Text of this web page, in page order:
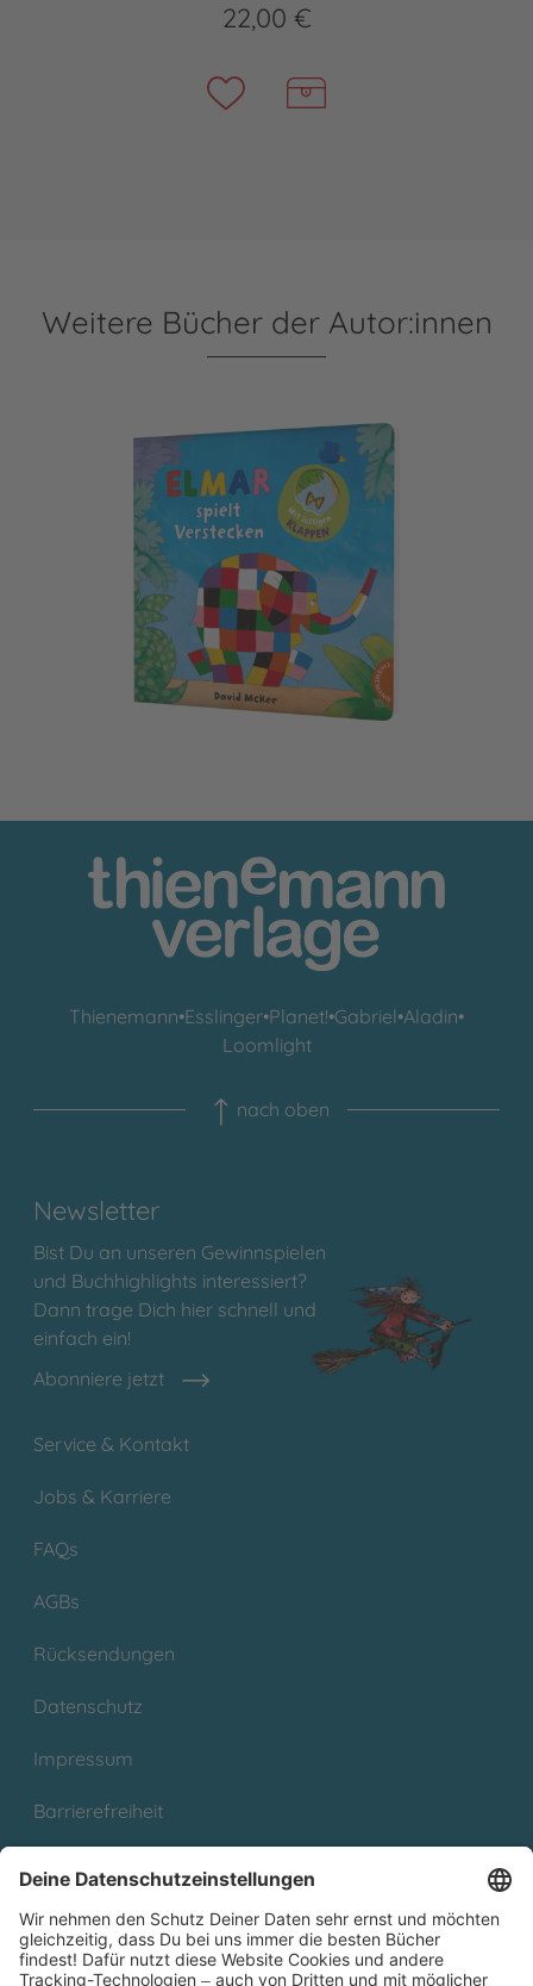
22,00 €
Weitere Bücher der Autor:innen
Elmar: Elmar spielt Verstecken
Thienemann•Esslinger•Planet!•Gabriel•Aladin•
Loomlight
nach oben
Newsletter
Bist Du an unseren Gewinnspielen
und Buchhighlights interessiert?
Dann trage Dich hier schnell und
einfach ein!
Abonniere jetzt
Service & Kontakt
Jobs & Karriere
FAQs
AGBs
Rücksendungen
Datenschutz
Impressum
Barrierefreiheit
Partnerprogramm (Affiliate)